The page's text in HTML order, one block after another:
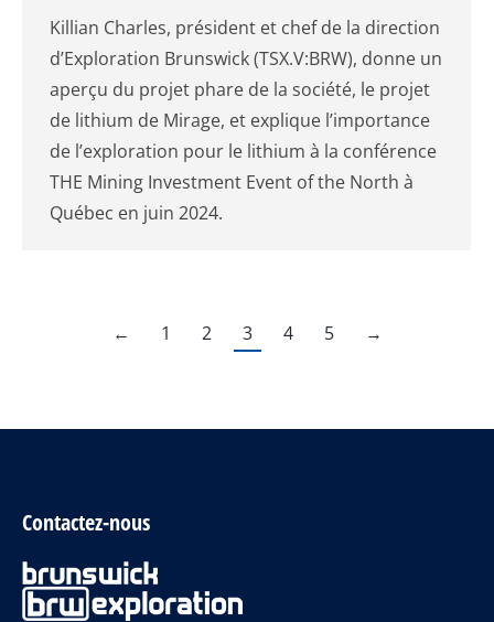
Killian Charles, président et chef de la direction
d’Exploration Brunswick (TSX.V:BRW), donne un
aperçu du projet phare de la société, le projet
de lithium de Mirage, et explique l’importance
de l’exploration pour le lithium à la conférence
THE Mining Investment Event of the North à
Québec en juin 2024.
← 1 2 3 4 5 →
Contactez-nous